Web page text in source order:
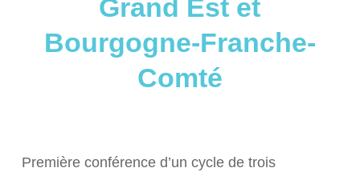
Grand Est et
Bourgogne-Franche-
Comté
Première conférence d’un cycle de trois